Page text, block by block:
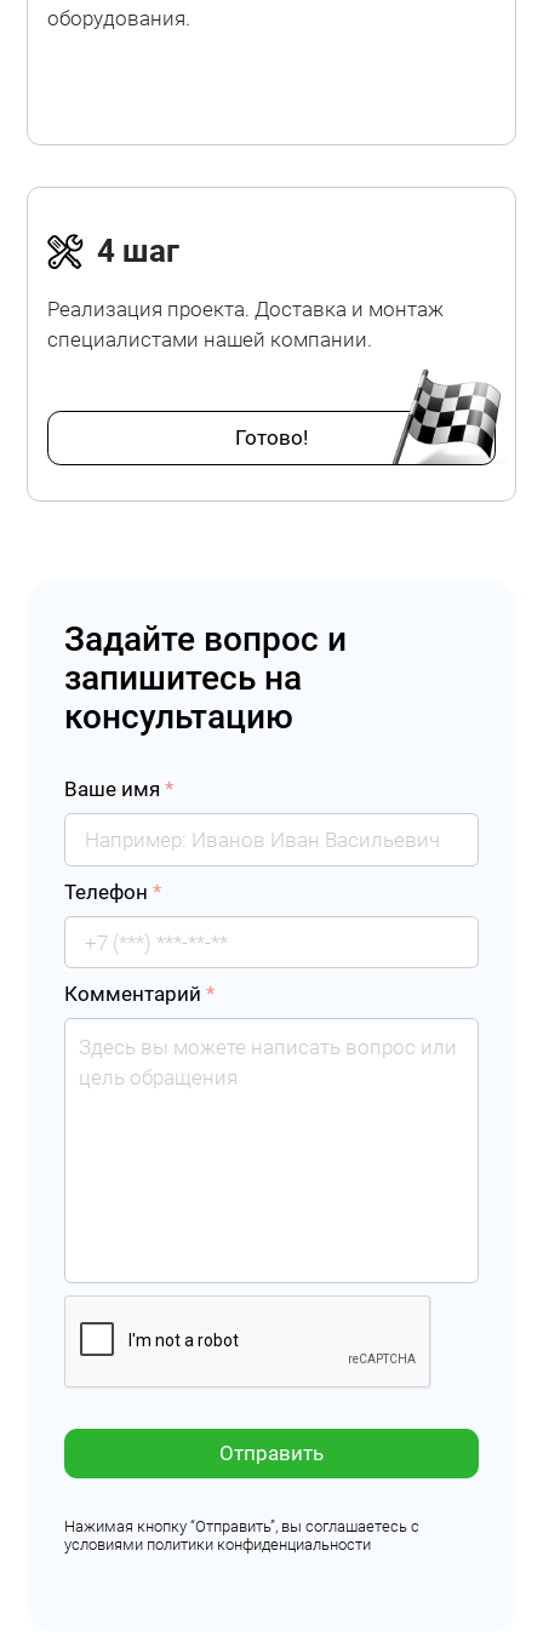
оборудования.
4 шаг
Реализация проекта. Доставка и монтаж
специалистами нашей компании.
Готово!
Задайте вопрос и
запишитесь на
консультацию
Ваше имя*
Телефон*
Комментарий*
Отправить
Нажимая кнопку “Отправить”, вы соглашаетесь с
условиями политики конфиденциальности